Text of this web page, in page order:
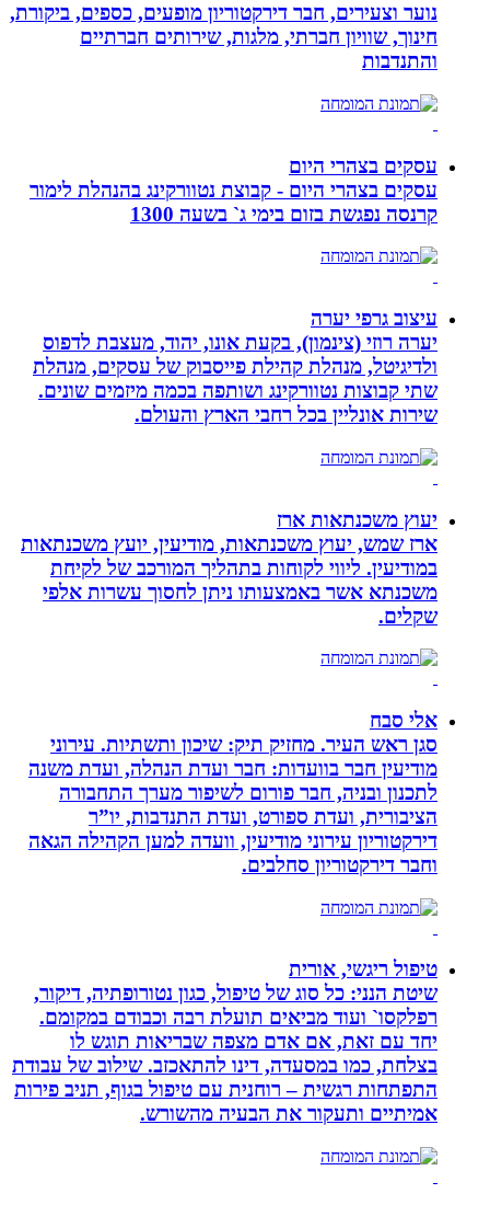
נוער וצעירים, חבר דירקטוריון מופעים, כספים, ביקורת,
חינוך, שוויון חברתי, מלגות, שירותים חברתיים
והתנדבות
עסקים בצהרי היום
עסקים בצהרי היום - קבוצת נטוורקינג בהנהלת לימור
קרנסה נפגשת בזום בימי ג` בשעה 1300
עיצוב גרפי יערה
יערה רוזי (צינמון), בקעת אונו, יהוד, מעצבת לדפוס
ולדיגיטל, מנהלת קהילת פייסבוק של עסקים, מנהלת
שתי קבוצות נטוורקינג ושותפה בכמה מיזמים שונים.
שירות אונליין בכל רחבי הארץ והעולם.
יעוץ משכנתאות ארז
ארז שמש, יעוץ משכנתאות, מודיעין, יועץ משכנתאות
במודיעין. ליווי לקוחות בתהליך המורכב של לקיחת
משכנתא אשר באמצעותו ניתן לחסוך עשרות אלפי
שקלים.
אלי סבח
סגן ראש העיר. מחזיק תיק: שיכון ותשתיות. עירוני
מודיעין חבר בוועדות: חבר ועדת הנהלה, ועדת משנה
לתכנון ובניה, חבר פורום לשיפור מערך התחבורה
הציבורית, ועדת ספורט, ועדת התנדבות, יו”ר
דירקטוריון עירוני מודיעין, וועדה למען הקהילה הגאה
וחבר דירקטוריון סחלבים.
טיפול ריגשי, אורית
שיטת הנני: כל סוג של טיפול, כגון נטורופתיה, דיקור,
רפלקסו` ועוד מביאים תועלת רבה וכבודם במקומם.
יחד עם זאת, אם אדם מצפה שבריאות תוגש לו
בצלחת, כמו במסעדה, דינו להתאכזב. שילוב של עבודת
התפתחות רגשית – רוחנית עם טיפול בגוף, תניב פירות
אמיתיים ותעקור את הבעיה מהשורש.